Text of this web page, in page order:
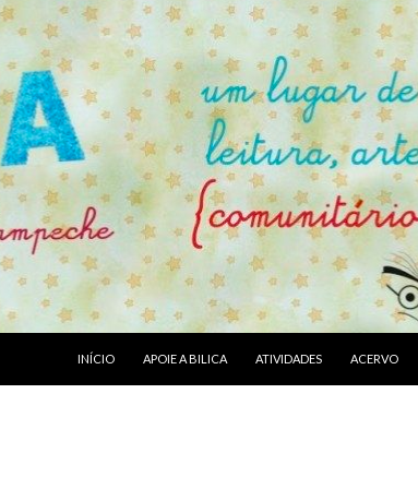
INÍCIO
APOIE A BILICA ATIVIDADES ACERVO